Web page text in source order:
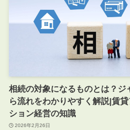
相続の対象になるものとは？ジ
ら流れをわかりやすく解説|賃
ション経営の知識
2026年2月26日